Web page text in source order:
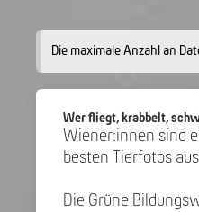
Die maximale Anzahl an
Wer fliegt, krabbelt,
Wiener:innen sind
besten Tierfotos
Die Grüne